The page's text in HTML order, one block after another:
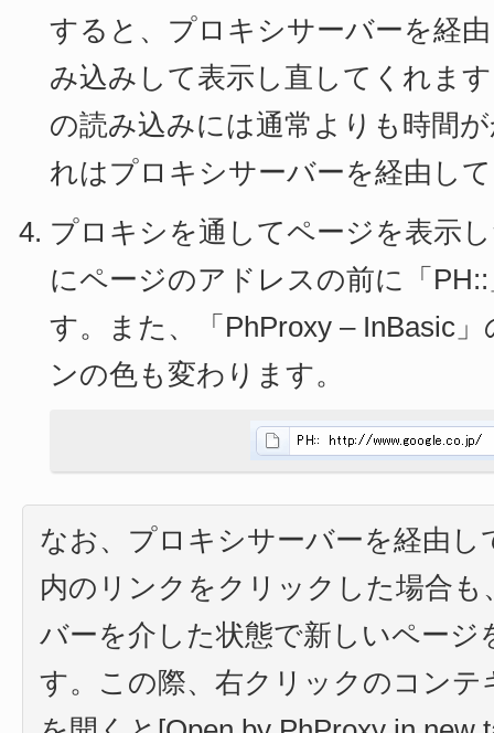
すると、プロキシサーバーを経
み込みして表示し直してくれま
の読み込みには通常よりも時間
れはプロキシサーバーを経由し
プロキシを通してページを表示
にページのアドレスの前に「
す。また、「PhProxy – InBasic
ンの色も変わります。
なお、プロキシサーバーを経由し
内のリンクをクリックした場合も
バーを介した状態で新しいページ
す。この際、右クリックのコンテ